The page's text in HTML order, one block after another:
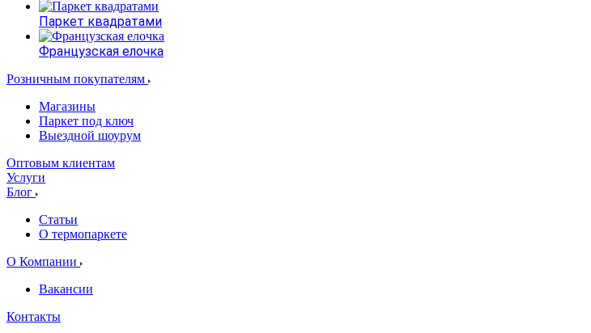
Паркет квадратами
Французская елочка
Розничным покупателям
Магазины
Паркет под ключ
Выездной шоурум
Оптовым клиентам
Услуги
Блог
Статьи
О термопаркете
О Компании
Вакансии
Контакты